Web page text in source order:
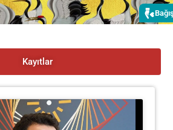
Kayıtlar